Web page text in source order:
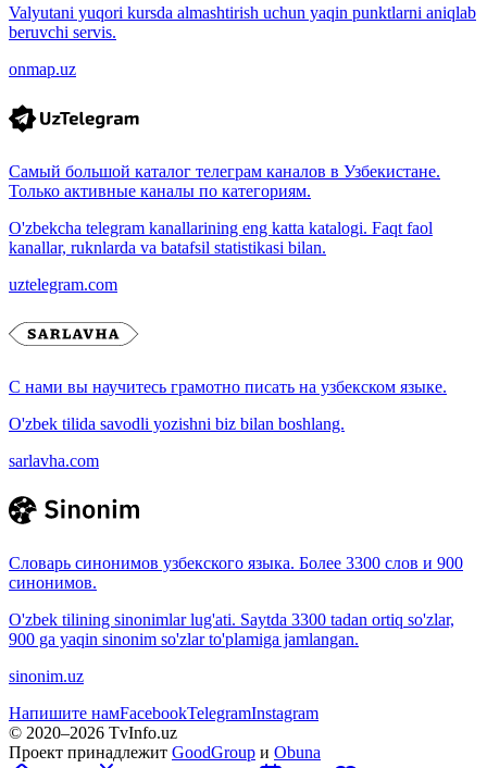
Valyutani yuqori kursda almashtirish uchun yaqin punktlarni aniqlab
beruvchi servis.
onmap.uz
Самый большой каталог телеграм каналов в Узбекистане.
Только активные каналы по категориям.
O'zbekcha telegram kanallarining eng katta katalogi. Faqt faol
kanallar, ruknlarda va batafsil statistikasi bilan.
uztelegram.com
С нами вы научитесь грамотно писать на узбекском языке.
O'zbek tilida savodli yozishni biz bilan boshlang.
sarlavha.com
Словарь синонимов узбекского языка. Более 3300 слов и 900
синонимов.
O'zbek tilining sinonimlar lug'ati. Saytda 3300 tadan ortiq so'zlar,
900 ga yaqin sinonim so'zlar to'plamiga jamlangan.
sinonim.uz
Напишите намFacebookTelegramInstagram
© 2020–2026 TvInfo.uz
Проект принадлежит GoodGroup и Obuna